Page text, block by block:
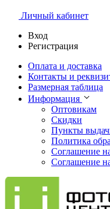
Личный кабинет
Вход
Регистрация
Оплата и доставка
Контакты и
Размерная таблица
Информация
Оптовикам
Скидки
Пункты
Политика
Соглашение
Соглашение